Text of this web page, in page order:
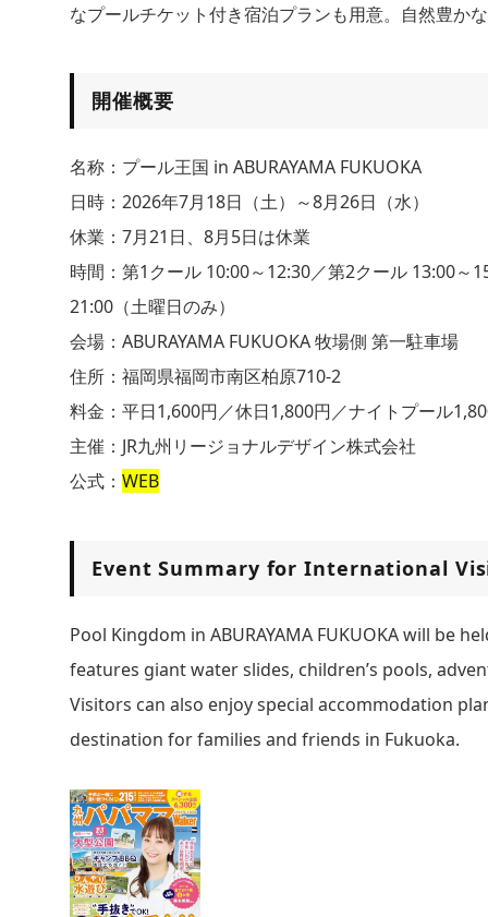
なプールチケット付き宿泊プランも用意。自然豊か
開催概要
名称：プール王国 in ABURAYAMA FUKUOKA
日時：2026年7月18日（土）～8月26日（水）
休業：7月21日、8月5日は休業
時間：第1クール 10:00～12:30／第2クール 13:00～
21:00（土曜日のみ）
会場：ABURAYAMA FUKUOKA 牧場側 第一駐車場
住所：福岡県福岡市南区柏原710-2
料金：平日1,600円／休日1,800円／ナイトプール
主催：JR九州リージョナルデザイン株式会社
公式： WEB
Event Summary for International
Pool Kingdom in ABURAYAMA FUKUOKA will be
features giant water slides, children’s pools,
Visitors can also enjoy special accommodation
destination for families and friends in Fukuoka.